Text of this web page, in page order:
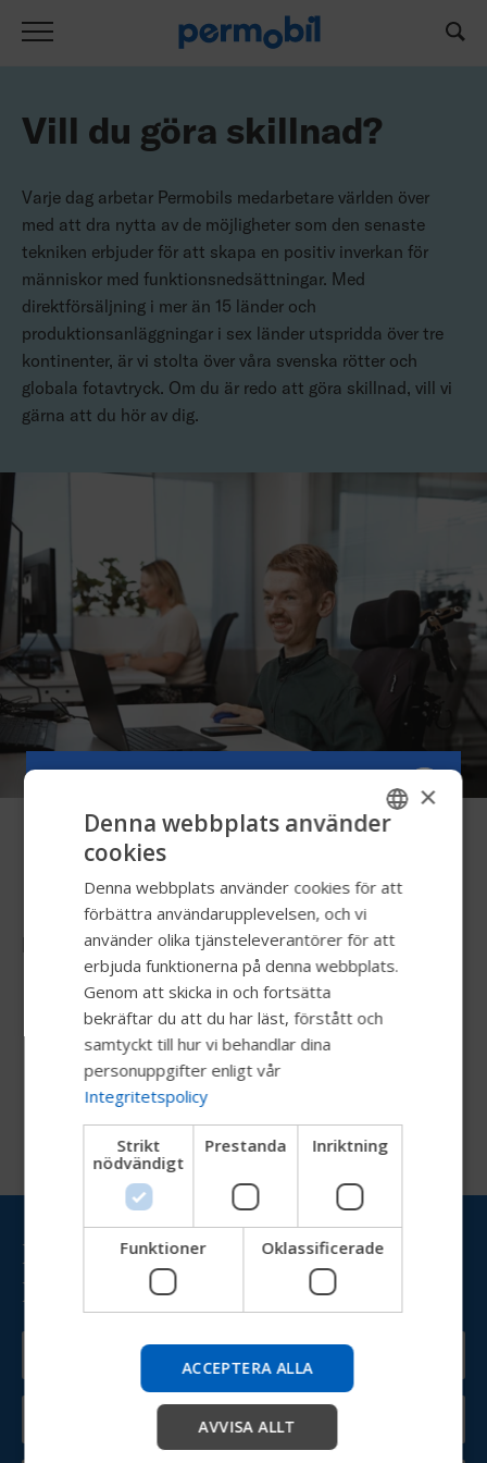
Vill du göra skillnad?
Varje dag arbetar Permobils medarbetare världen över
med att dra nytta av de möjligheter som den senaste
tekniken erbjuder för att skapa en positiv inverkan för
människor med funktionsnedsättningar. Med
direktförsäljning i mer än 15 länder och
produktionsanläggningar i sex länder utspridda över tre
kontinenter, är vi stolta över våra svenska rötter och
globala fotavtryck. Om du är redo att göra skillnad, vill vi
gärna att du hör av dig.
Karriärmöjligheter i
Lediga vakanser
Håll dig uppdaterad om
Permobil
Prova vår nya Permobil-
guide
Vi testar ett snabbare sätt att utforska produkter, få
företagsinformation och hitta enhetssupport.
Starta
SWEDISH
DUTCH
GERMAN
DANISH
CHINESE (SIMPLIFIED)
ITALIAN
SPANISH
×
Denna webbplats använder
cookies
Denna webbplats använder cookies för att
förbättra användarupplevelsen, och vi
använder olika tjänsteleverantörer för att
erbjuda funktionerna på denna webbplats.
Genom att skicka in och fortsätta
bekräftar du att du har läst, förstått och
samtyckt till hur vi behandlar dina
personuppgifter enligt vår
Integritetspolicy
Strikt
nödvändigt
Prestanda Inriktning
Funktioner Oklassificerade
ACCEPTERA ALLA
AVVISA ALLT